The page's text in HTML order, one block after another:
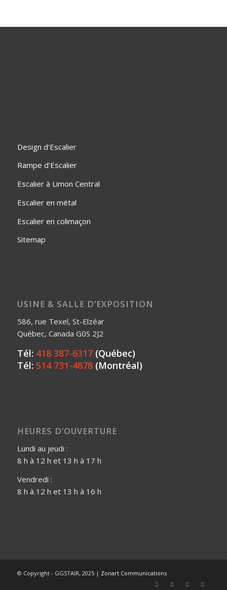
Design d'Escalier
Rampe d'Escalier
Escalier à Limon Central
Escalier en métal
Escalier en colimaçon
Sitemap
USINE & SALLE D’EXPOSITION
586, rue Texel, St-Elzéar
Québec, Canada G0S 2J2
Tél: 418 387-6317(Québec)
Tél: 514 731-4878(Montréal)
HEURES D’OUVERTURE
Lundi au jeudi :
8 h à 12 h et 13 h à 17 h
Vendredi :
8 h à 12 h et 13 h à 16 h
© Copyright - GGSTAIR, 2025 | Zonart Communications